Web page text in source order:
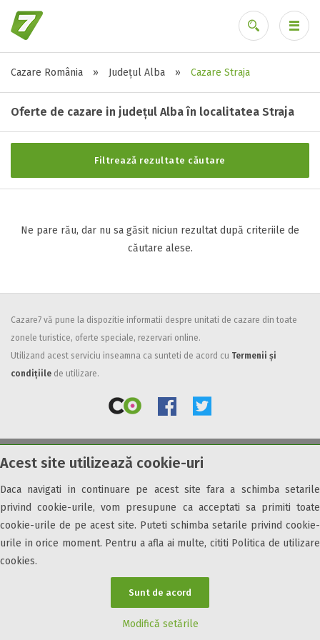
Acest site utilizează cookie-uri
Daca navigati in continuare pe acest site fara a schimba setarile
privind cookie-urile, vom presupune ca acceptati sa primiti toate
cookie-urile de pe acest site. Puteti schimba setarile privind cookie-
urile in orice moment. Pentru a afla ai multe, cititi Politica de utilizare
cookies.
Sunt de acord
Modifică setările
Cazare România » Județul Alba » Cazare Straja
Oferte de cazare in județul Alba în localitatea Straja
Filtrează rezultate căutare
Stele / margarete
Neclasificat
2 stele / margarete
3 stele / margarete
Facilități
Internet wireless
All inclusive
Pensiune completa
Demipensiune
Mic dejun
Accepta animale
Accepta voucher vacanta
Acces persoane cu dizabilități
Ne pare rău, dar nu sa găsit niciun rezultat după criteriile de
căutare alese.
Cazare7 vă pune la dispozitie informatii despre unitati de cazare din toate
zonele turistice, oferte speciale, rezervari online.
Utilizand acest serviciu inseamna ca sunteti de acord cu Termenii și
condițiile de utilizare.
© 2026 Cazare7. Toate drepturile rezervate.
Obiective turistice Informații utile Parteneri Cazare7 Harta Cazare7